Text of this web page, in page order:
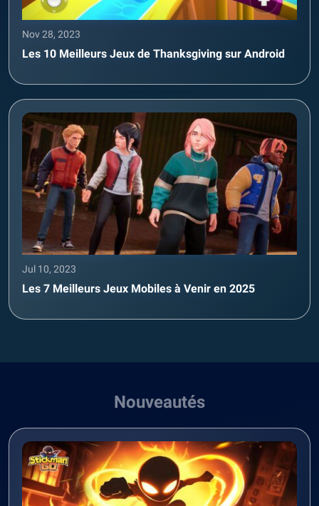
Nov 28, 2023
Les 10 Meilleurs Jeux de Thanksgiving sur Android
Jul 10, 2023
Les 7 Meilleurs Jeux Mobiles à Venir en 2025
Nouveautés